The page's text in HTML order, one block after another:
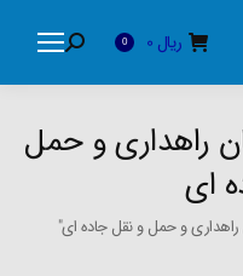
ریال 0
Search:
راهداری و حمل
ای